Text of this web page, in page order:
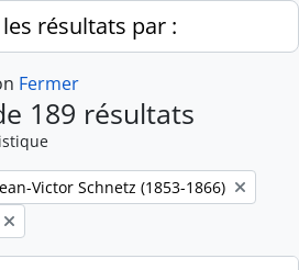
résultats par :
Fermer
189 résultats
Victor Schnetz (1853-1866)